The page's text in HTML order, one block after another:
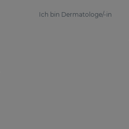
Ich bin Dermatologe/-in